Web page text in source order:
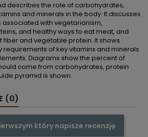
describes the role of carbohydrates,
and minerals in the body. It discusses
with vegetarianism,
and healthy ways to eat meat, and
fiber and vegetable protein. It shows
of key vitamins and minerals
Diagrams show the percent of
come from carbohydrates, protein
pyramid is shown.
(0)
który napisze recenzję